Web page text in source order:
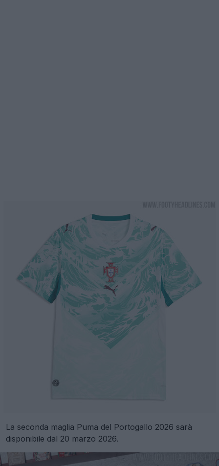
La seconda maglia Puma del Portogallo 2026 sarà
disponibile dal 20 marzo 2026.